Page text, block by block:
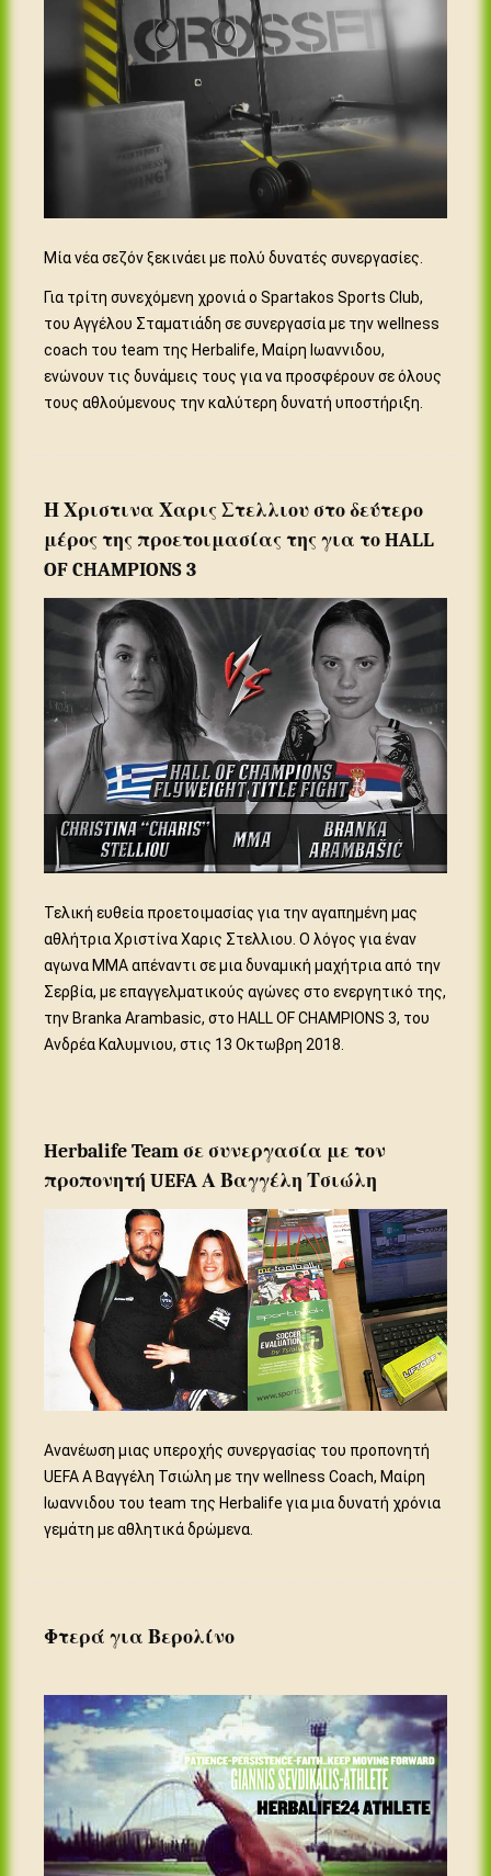
Μία νέα σεζόν ξεκινάει με πολύ δυνατές συνεργασίες.
Για τρίτη συνεχόμενη χρονιά ο Spartakos Sports Club,
του Αγγέλου Σταματιάδη σε συνεργασία με την wellness
coach του team της Herbalife, Μαίρη Ιωαννιδου,
ενώνουν τις δυνάμεις τους για να προσφέρουν σε όλους
τους αθλούμενους την καλύτερη δυνατή υποστήριξη.
Η Χριστινα Χαρις Στελλιου στο δεύτερο
μέρος της προετοιμασίας της για το HALL
OF CHAMPIONS 3
Τελική ευθεία προετοιμασίας για την αγαπημένη μας
αθλήτρια Χριστίνα Χαρις Στελλιου. Ο λόγος για έναν
αγωνα MMA απέναντι σε μια δυναμική μαχήτρια από την
Σερβία, με επαγγελματικούς αγώνες στο ενεργητικό της,
την Branka Arambasic, στο HALL OF CHAMPIONS 3, του
Ανδρέα Καλυμνιου, στις 13 Οκτωβρη 2018.
Herbalife Team σε συνεργασία με τον
προπονητή UEFA Α Βαγγέλη Τσιώλη
Ανανέωση μιας υπεροχής συνεργασίας του προπονητή
UEFA Α Βαγγέλη Τσιώλη με την wellness Coach, Μαίρη
Ιωαννιδου του team της Herbalife για μια δυνατή χρόνια
γεμάτη με αθλητικά δρώμενα.
Φτερά για Βερολίνο